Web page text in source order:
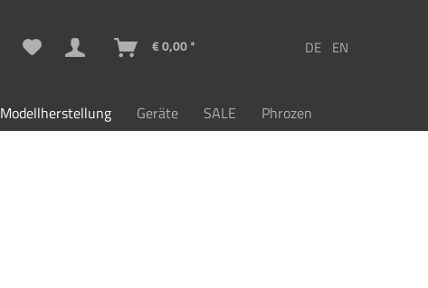
€ 0,00 *
Modellherstellung Geräte SALE Phrozen